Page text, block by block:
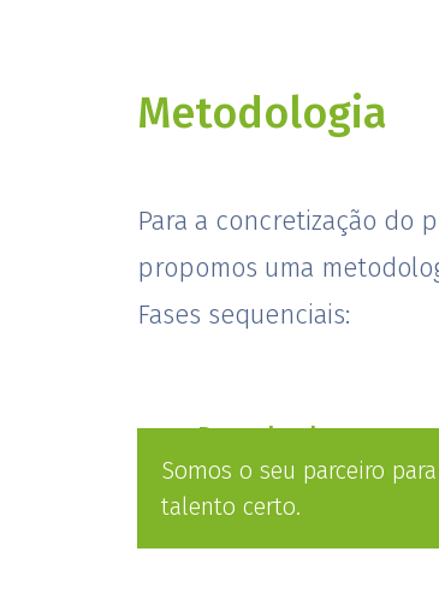
Metodologia
Para a concretização do
propomos uma
Fases sequenciais:
Desenho do
perfil
da função
Somos o seu parceiro
talento certo.